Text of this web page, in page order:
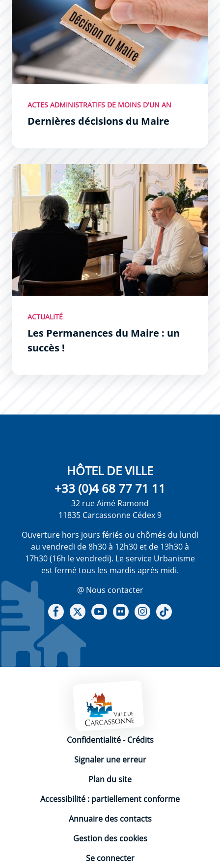
ACTES ADMINISTRATIFS DE MOINS D'UN AN
Dernières décisions du Maire
Les Permanences du Maire : un succès !
ACTUALITÉ
Les Permanences du Maire : un
succès !
HÔTEL DE VILLE
+33 (0)4 68 77 71 11
32 rue Aimé Ramond
11835 Carcassonne Cédex 9
Ouverture hors jours fériés ou chômés du lundi
au vendredi de 8h30 à 12h30 et de 13h30 à
17h30 (16h le vendredi). Le service Urbanisme
est fermé tous les mardis après midi.
@ Nous contacter
Notre Facebook
Notre X - (twitter)
Notre chaine Youtube
Notre Gallerie sur Flickr
Notre Instagram
Mentions légales
Confidentialité-Crédits
Signaler une erreur
Plan du site
Accessibilité : partiellement conforme
Annuaire des contacts
Gestion des cookies
Se connecter